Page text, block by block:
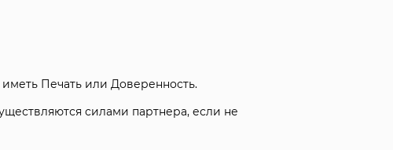
Печать или Доверенность.
силами партнера, если не